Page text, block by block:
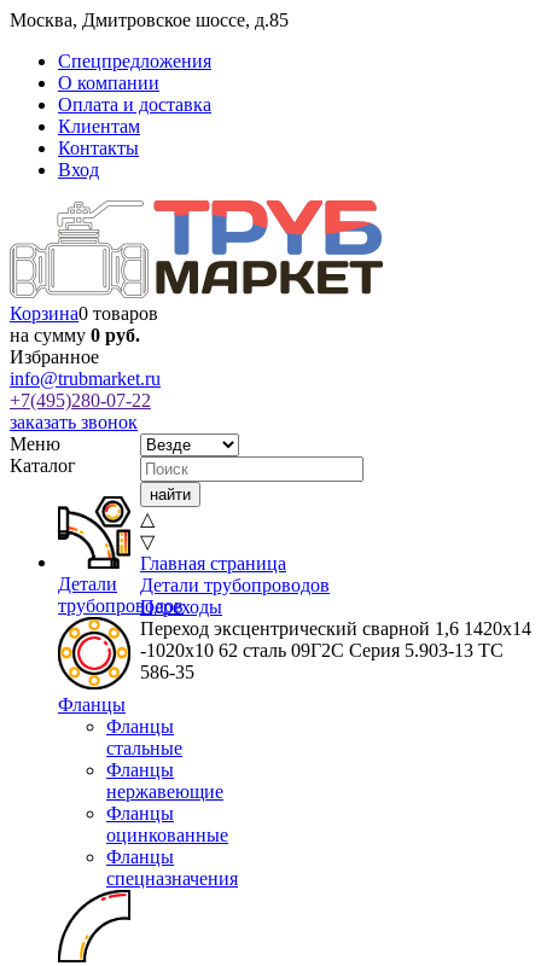
Москва, Дмитровское шоссе, д.85
Спецпредложения
О компании
Оплата и доставка
Клиентам
Контакты
Вход
Корзина0 товаров
на сумму 0 руб.
Избранное
info@trubmarket.ru
+7(495)280-07-22
заказать звонок
Меню
Каталог
Детали
трубопроводов
Фланцы
Фланцы
стальные
Фланцы
нержавеющие
Фланцы
оцинкованные
Фланцы
спецназначения
△
▽
Главная страница
Детали трубопроводов
Переходы
Переход эксцентрический сварной 1,6 1420х14
-1020х10 62 сталь 09Г2С Серия 5.903-13 ТС
586-35